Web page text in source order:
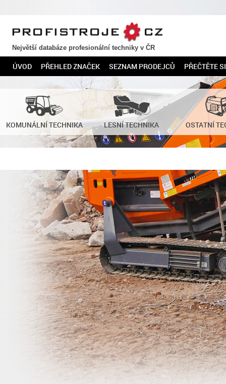
PROFISTROJE.CZ
Největší databáze profesionální techniky v ČR
ÚVOD PŘEHLED ZNAČEK SEZNAM PRODEJCŮ PŘEČTĚTE SI
KOMUNÁLNÍ TECHNIKA LESNÍ TECHNIKA OSTATNÍ